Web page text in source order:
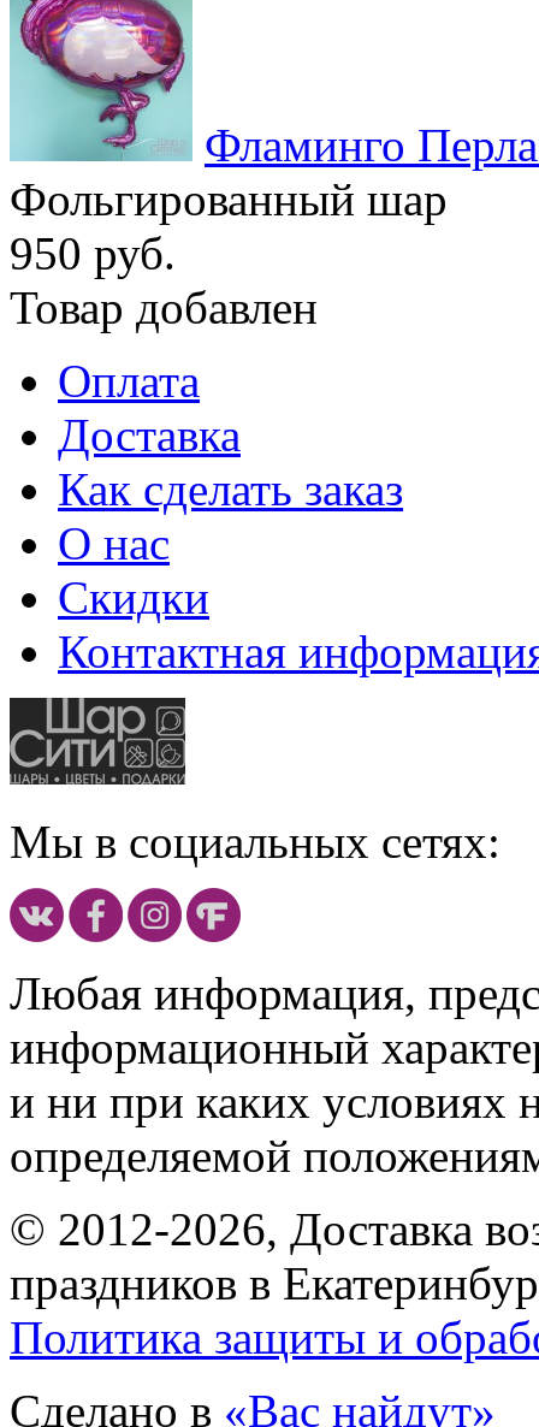
Фламинго
Фольгированный шар
950 руб.
Товар добавлен
Оплата
Доставка
Как сделать заказ
О нас
Скидки
Контактная
Мы в социальных сетях:
Любая информация,
информационный
и ни при каких условиях
определяемой
© 2012-2026, Доставка
праздников в
Политика защиты и
Сделано в «Вас найдут»